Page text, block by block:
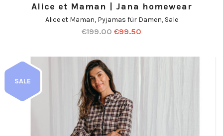
Alice et Maman | Jana homewear
Alice et Maman, Pyjamas für Damen, Sale
€199.00 €99.50
SALE